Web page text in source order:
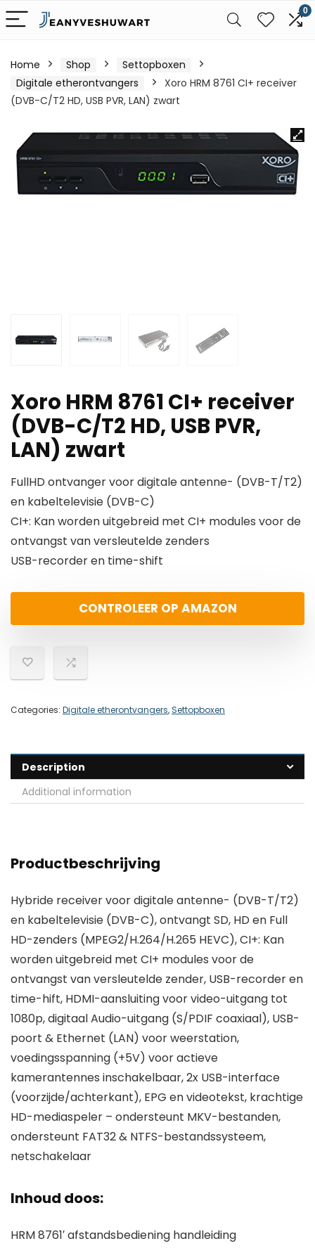
0
Home Shop
Settopboxen
Digitale etherontvangers
Xoro HRM 8761 CI+ receiver
(DVB-C/T2 HD, USB PVR, LAN) zwart
Xoro HRM 8761 CI+ receiver
(DVB-C/T2 HD, USB PVR,
LAN) zwart
FullHD ontvanger voor digitale antenne- (DVB-T/T2)
en kabeltelevisie (DVB-C)
CI+: Kan worden uitgebreid met CI+ modules voor de
ontvangst van versleutelde zenders
USB-recorder en time-shift
CONTROLEER OP AMAZON
Categories: Digitale etherontvangers,Settopboxen
Description
Additional information
Productbeschrijving
Hybride receiver voor digitale antenne- (DVB-T/T2)
en kabeltelevisie (DVB-C), ontvangt SD, HD en Full
HD-zenders (MPEG2/H.264/H.265 HEVC), CI+: Kan
worden uitgebreid met CI+ modules voor de
ontvangst van versleutelde zender, USB-recorder en
time-hift, HDMI-aansluiting voor video-uitgang tot
1080p, digitaal Audio-uitgang (S/PDIF coaxiaal), USB-
poort & Ethernet (LAN) voor weerstation,
voedingsspanning (+5V) voor actieve
kamerantennes inschakelbaar, 2x USB-interface
(voorzijde/achterkant), EPG en videotekst, krachtige
HD-mediaspeler – ondersteunt MKV-bestanden,
ondersteunt FAT32 & NTFS-bestandssysteem,
netschakelaar
Inhoud doos:
HRM 8761′ afstandsbediening handleiding